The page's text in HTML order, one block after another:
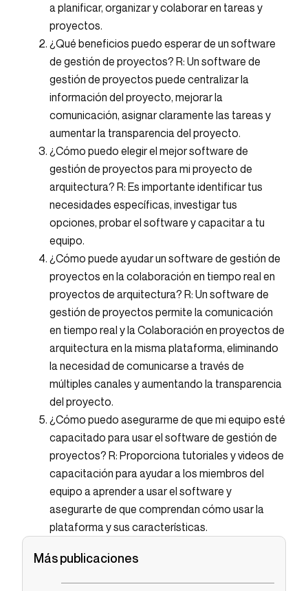
Más publicaciones
a planificar, organizar y colaborar en tareas y
proyectos.
¿Qué beneficios puedo esperar de un software
de gestión de proyectos? R: Un software de
gestión de proyectos puede centralizar la
información del proyecto, mejorar la
comunicación, asignar claramente las tareas y
aumentar la transparencia del proyecto.
¿Cómo puedo elegir el mejor software de
gestión de proyectos para mi proyecto de
arquitectura? R: Es importante identificar tus
necesidades específicas, investigar tus
opciones, probar el software y capacitar a tu
equipo.
¿Cómo puede ayudar un software de gestión de
proyectos en la colaboración en tiempo real en
proyectos de arquitectura? R: Un software de
gestión de proyectos permite la comunicación
en tiempo real y la Colaboración en proyectos de
arquitectura en la misma plataforma, eliminando
la necesidad de comunicarse a través de
múltiples canales y aumentando la transparencia
del proyecto.
¿Cómo puedo asegurarme de que mi equipo esté
capacitado para usar el software de gestión de
proyectos? R: Proporciona tutoriales y videos de
capacitación para ayudar a los miembros del
equipo a aprender a usar el software y
asegurarte de que comprendan cómo usar la
plataforma y sus características.